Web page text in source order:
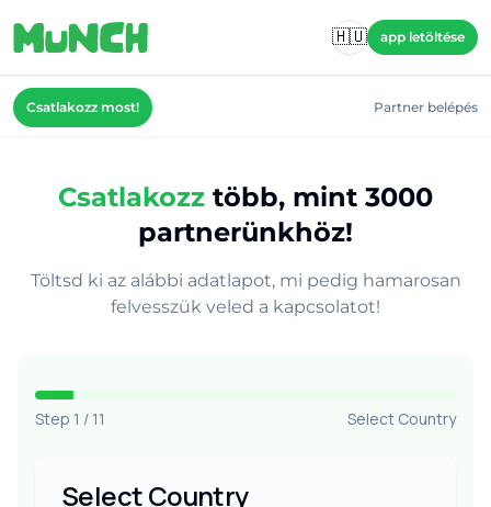
🇭🇺
app letöltése
Csatlakozz most! Partner belépés
Csatlakozz több, mint 3000
partnerünkhöz!
Töltsd ki az alábbi adatlapot, mi pedig hamarosan
felvesszük veled a kapcsolatot!